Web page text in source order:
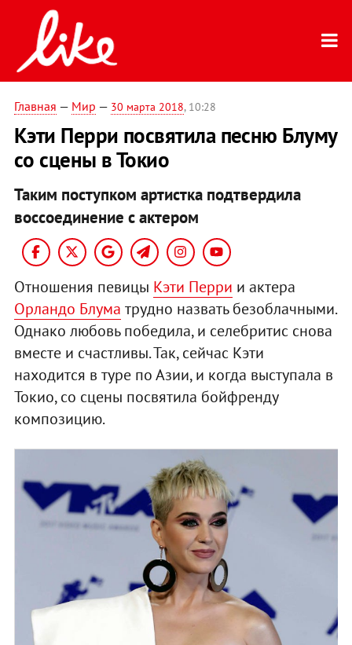
Главная — Мир — 30 марта 2018, 10:28
Кэти Перри посвятила песню Блуму
со сцены в Токио
Таким поступком артистка подтвердила
воссоединение с актером
Отношения певицы Кэти Перри и актера
Орландо Блума трудно назвать безоблачными.
Однако любовь победила, и селебритис снова
вместе и счастливы. Так, сейчас Кэти
находится в туре по Азии, и когда выступала в
Токио, со сцены посвятила бойфренду
композицию.